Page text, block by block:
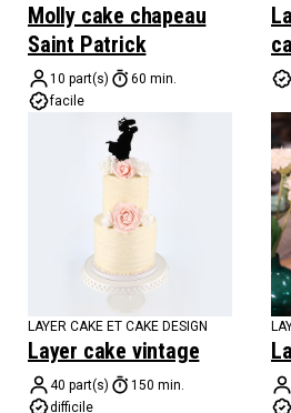
Molly cake chapeau
Saint Patrick
10 part(s)
60 min.
facile
LAYER CAKE ET CAKE DESIGN
Layer cake vintage
40 part(s)
150 min.
difficile